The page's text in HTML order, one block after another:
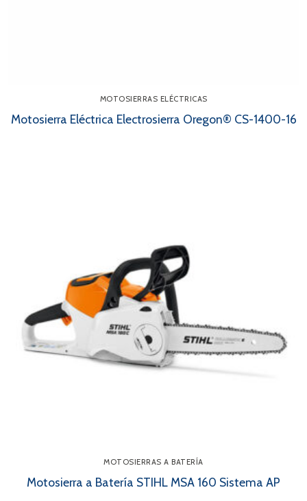
MOTOSIERRAS ELÉCTRICAS
Motosierra Eléctrica Electrosierra Oregon® CS-1400-16
MOTOSIERRAS A BATERÍA
Motosierra a Batería STIHL MSA 160 Sistema AP